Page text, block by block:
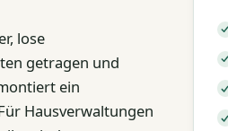
lose
getragen und
ein
Hausverwaltungen